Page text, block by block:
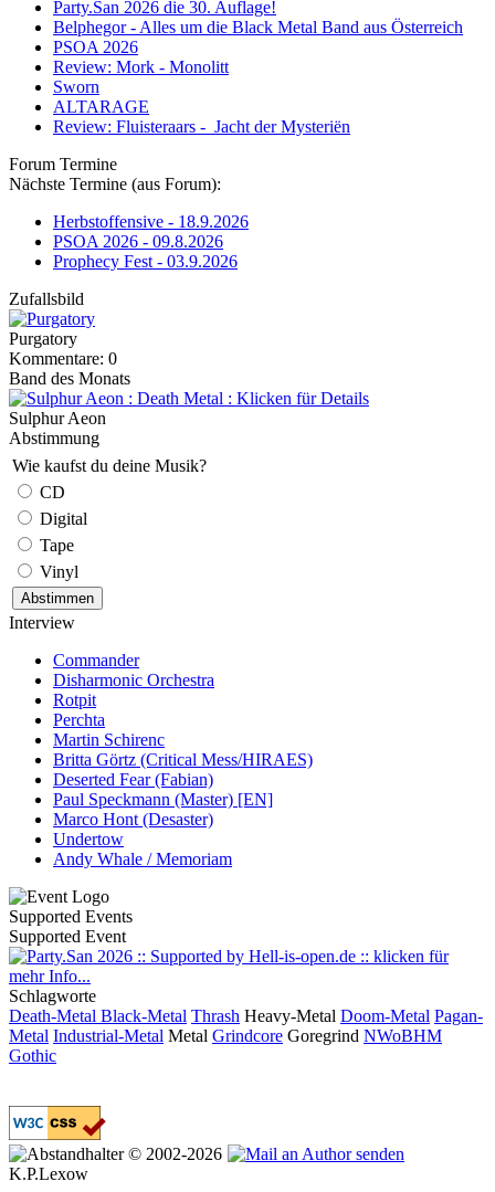
Party.San 2026 die 30. Auflage!
Belphegor - Alles um die Black Metal Band aus Österreich
PSOA 2026
Review: Mork - Monolitt
Sworn
ALTARAGE
Review: Fluisteraars - Jacht der Mysteriën
Forum Termine
Nächste Termine (aus Forum):
Herbstoffensive - 18.9.2026
PSOA 2026 - 09.8.2026
Prophecy Fest - 03.9.2026
Zufallsbild
Purgatory
Kommentare: 0
Band des Monats
Sulphur Aeon
Abstimmung
Wie kaufst du deine Musik?
CD
Digital
Tape
Vinyl
Interview
Commander
Disharmonic Orchestra
Rotpit
Perchta
Martin Schirenc
Britta Görtz (Critical Mess/HIRAES)
Deserted Fear (Fabian)
Paul Speckmann (Master) [EN]
Marco Hont (Desaster)
Undertow
Andy Whale / Memoriam
Supported Events
Supported Event
Schlagworte
Death-Metal Black-Metal Thrash Heavy-Metal Doom-Metal Pagan-
Metal Industrial-Metal Metal Grindcore Goregrind NWoBHM
Gothic
© 2002-2026
K.P.Lexow